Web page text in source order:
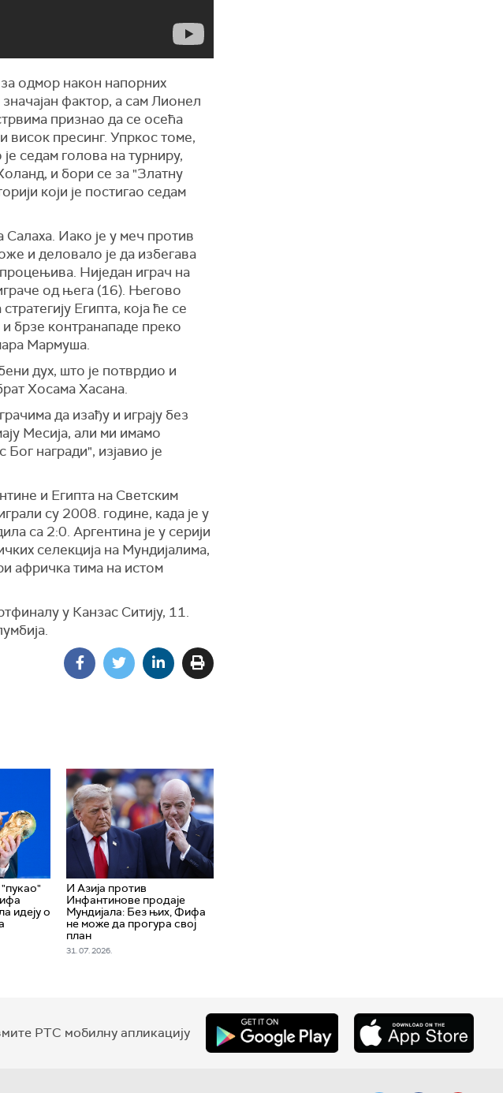
одмор након напорних
фактор, а сам Лионел
признао да се осећа
висок пресинг. Упркос томе,
седам голова на турниру,
и бори се за "Златну
који је постигао седам
Иако је у меч против
и деловало је да избегава
Ниједан играч на
од њега (16). Његово
Египта, која ће се
брзе контранападе преко
Мармуша.
дух, што је потврдио и
Хосама Хасана.
да изађу и играју без
Месија, али ми имамо
награди", изјавио је
и Египта на Светским
су 2008. године, када је у
са 2:0. Аргентина је у серији
селекција на Мундијалима,
афричка тима на истом
у Канзас Ситију, 11.
идеју о
И Азија против
Инфантинове продаје
Мундијала: Без њих, Фифа
не може да прогура свој
план
31. 07. 2026.
РТС мобилну апликацију